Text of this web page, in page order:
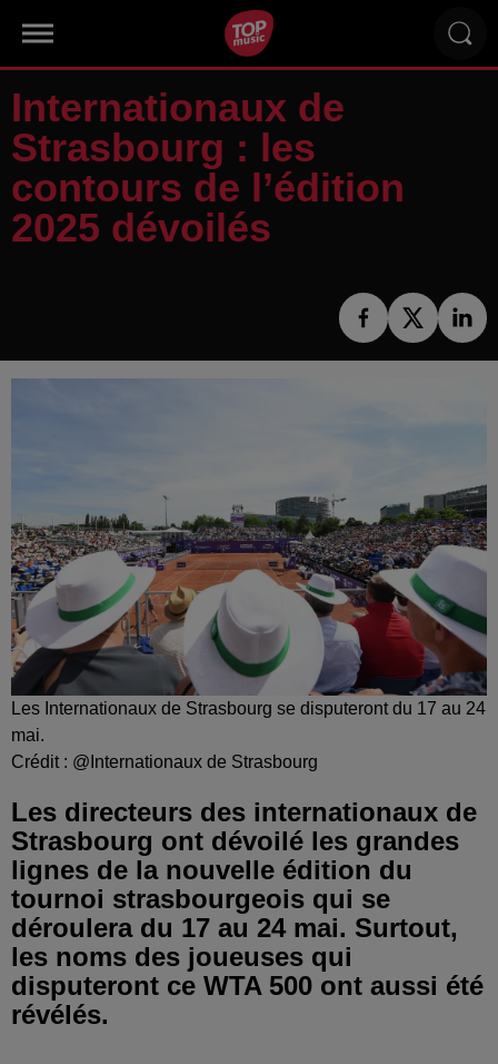
Internationaux de
Strasbourg : les
contours de l’édition
2025 dévoilés
Les Internationaux de Strasbourg se disputeront du 17 au 24
mai.
Crédit : @Internationaux de Strasbourg
Les directeurs des internationaux de
Strasbourg ont dévoilé les grandes
lignes de la nouvelle édition du
tournoi strasbourgeois qui se
déroulera du 17 au 24 mai. Surtout,
les noms des joueuses qui
disputeront ce WTA 500 ont aussi été
révélés.